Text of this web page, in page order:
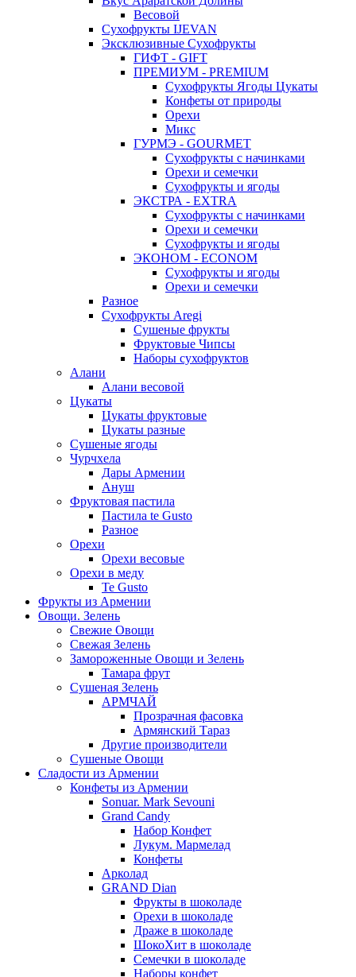
Весовой
Сухофрукты IJEVAN
Эксклюзивные Сухофрукты
ГИФТ - GIFT
ПРЕМИУМ - PREMIUM
Сухофрукты Ягоды Цукаты
Конфеты от природы
Орехи
Микс
ГУРМЭ - GOURMET
Сухофрукты с начинками
Орехи и семечки
Сухофрукты и ягоды
ЭКСТРА - EXTRA
Сухофрукты с начинками
Орехи и семечки
Сухофрукты и ягоды
ЭКОНОМ - ECONOM
Сухофрукты и ягоды
Орехи и семечки
Разное
Сухофрукты Aregi
Сушеные фрукты
Фруктовые Чипсы
Наборы сухофруктов
Алани
Алани весовой
Цукаты
Цукаты фруктовые
Цукаты разные
Сушеные ягоды
Чурчхела
Дары Армении
Ануш
Фруктовая пастила
Пастила te Gusto
Разное
Орехи
Орехи весовые
Орехи в меду
Te Gusto
Фрукты из Армении
Овощи. Зелень
Свежие Овощи
Свежая Зелень
Замороженные Овощи и Зелень
Тамара фрут
Сушеная Зелень
АРМЧАЙ
Прозрачная фасовка
Армянский Тараз
Другие производители
Сушеные Овощи
Сладости из Армении
Конфеты из Армении
Sonuar. Mark Sevouni
Grand Candy
Набор Конфет
Лукум. Мармелад
Конфеты
Арколад
GRAND Dian
Фрукты в шоколаде
Орехи в шоколаде
Драже в шоколаде
ШокоХит в шоколаде
Семечки в шоколаде
Наборы конфет